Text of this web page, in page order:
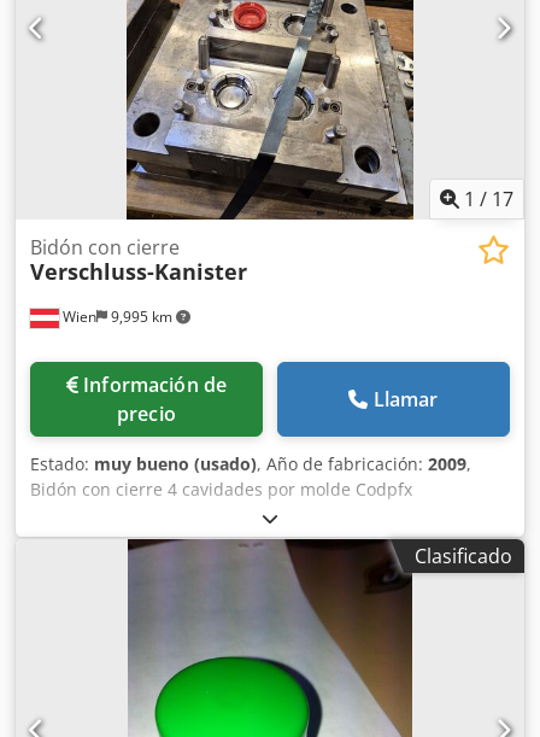
1 / 17
Wien 9,995 km
Bidón con cierre
Verschluss-Kanister
Información de
precio
Llamar
Estado: muy bueno (usado), Año de fabricación: 2009,
Bidón con cierre 4 cavidades por molde Codpfx
Ajxrtmxobzorf Canal caliente Disponibles dos moldes
Clasificado